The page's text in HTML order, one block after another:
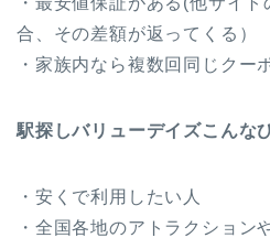
合、その差額が返ってくる）
・家族内なら複数回同じクー
駅探しバリューデイズこんな
・安くで利用したい人
・全国各地のアトラクション